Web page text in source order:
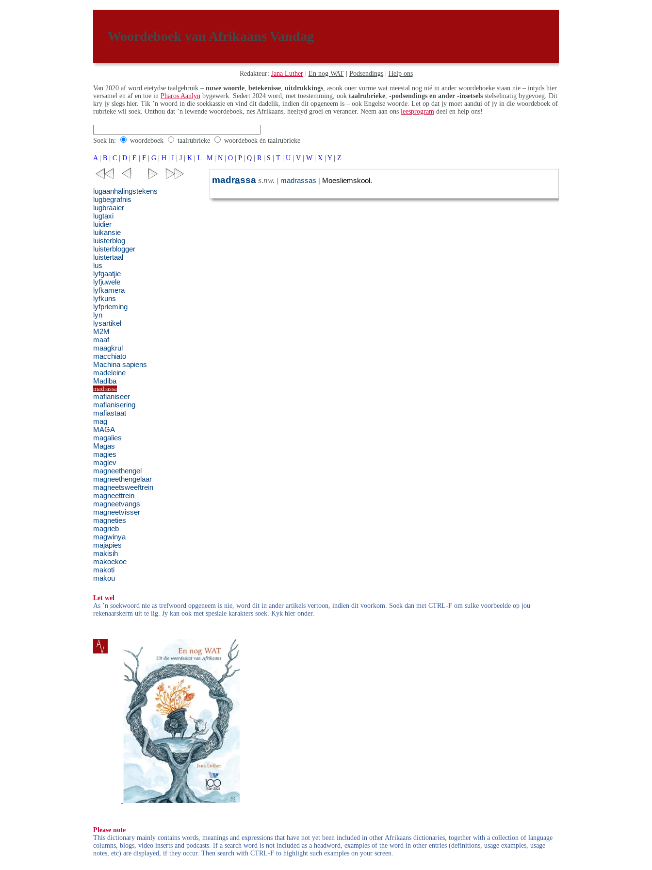
Woordeboek van Afrikaans Vandag
Redakteur: Jana Luther| En nog WAT| Podsendings| Help ons
Van 2020 af word eietydse taalgebruik – nuwe woorde betekenisse uitdrukkings , asook ouer vorme wat meestal nog nié in ander woordeboeke staan nie – intyds hier
versamel en af en toe in Pharos Aanlyn bygewerk. Sedert 2024 word, met toestemming, ook taalrubrieke -podsendings en ander -insetsels stelselmatig bygevoeg. Dit
kry jy slegs hier. Tik ’n woord in die soekkassie en vind dit dadelik, indien dit opgeneem is – ook Engelse woorde. Let op dat jy moet aandui of jy in die woordeboek of
rubrieke wil soek. Onthou dat ’n lewende woordeboek, nes Afrikaans, heeltyd groei en verander. Neem aan ons leesprogram deel en help ons!
Soek in: woordeboek taalrubrieke woordeboek én taalrubrieke
A | B | C | D | E | F | G | H | I | J | K | L | M | N | O | P | Q | R | S | T | U | V | W | X | Y | Z
madrassa s.nw. | madrassas | Moesliemskool.
lugaanhalingstekens
lugbegrafnis
lugbraaier
lugtaxi
luidier
luikansie
luisterblog
luisterblogger
luistertaal
lus
lyfgaatjie
lyfjuwele
lyfkamera
lyfkuns
lyfprieming
lyn
lysartikel
M2M
maaf
maagkrul
macchiato
Machina sapiens
madeleine
Madiba
madrassa
mafianiseer
mafianisering
mafiastaat
mag
MAGA
magalies
Magas
magies
maglev
magneethengel
magneethengelaar
magneetsweeftrein
magneettrein
magneetvangs
magneetvisser
magneties
magrieb
magwinya
majapies
makisih
makoekoe
makoti
makou
Let wel
As ’n soekwoord nie as trefwoord opgeneem is nie, word dit in ander artikels vertoon, indien dit voorkom. Soek dan met CTRL-F om sulke voorbeelde op jou
rekenaarskerm uit te lig. Jy kan ook met spesiale karakters soek. Kyk hier onder.
Please note
This dictionary mainly contains words, meanings and expressions that have not yet been included in other Afrikaans dictionaries, together with a collection of language
columns, blogs, video inserts and podcasts. If a search word is not included as a headword, examples of the word in other entries (definitions, usage examples, usage
notes, etc) are displayed, if they occur. Then search with CTRL-F to highlight such examples on your screen.